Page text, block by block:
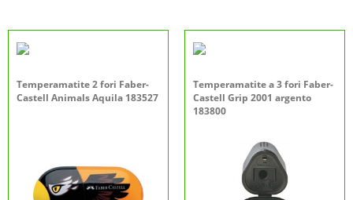
Temperamatite 2 fori Faber-
Castell Animals Aquila 183527
Temperamatite a 3 fori Faber-
Castell Grip 2001 argento
183800